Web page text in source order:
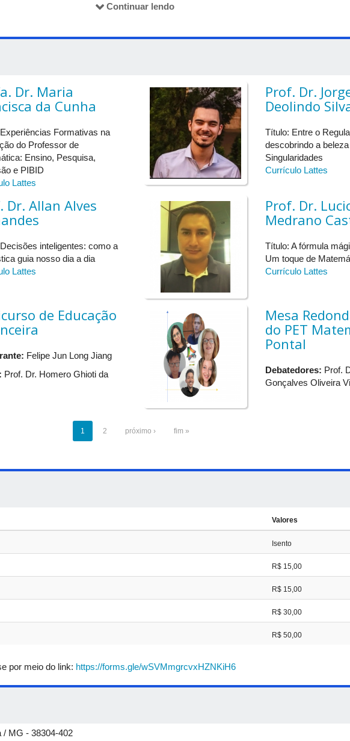
Credenciamento e entrega de material
Coffee break
Sessão Cultural
Cerimônia oficial de abertura da XV Semap
Palestra 1: "Experiências Formativas na Formação do Professor
Matemática: Ensino, Pesquisa, Extensão e PIBID"
Coffee break
Palestra 3: "A fórmula mágica do sucesso? Um toque de
Palestra 4: "Decisões inteligentes: como a Estatística guia nosso
Continuar lendo
Dr. Maria
da Cunha
Formativas na
do Professor de
Ensino, Pesquisa,
e PIBID
Lattes
Prof. Dr.
Deolindo
Título: Entre o
descobrindo a
Singularidades
Currículo Lattes
Dr. Allan Alves
inteligentes: como a
guia nosso dia a dia
Lattes
Prof. Dr.
Medrano
Título: A fórmula
Um toque de
Currículo Lattes
de Educação
Felipe Jun Long Jiang
Prof. Dr. Homero Ghioti da
Mesa
do PET
Pontal
Debatedores: Prof.
Gonçalves Oliveira
1 2 próximo › fim »
Valores
Isento
R$ 15,00
R$ 15,00
R$ 30,00
R$ 50,00
por meio do link: https://forms.gle/wSVMmgrcvxHZNKiH6
/ MG - 38304-402